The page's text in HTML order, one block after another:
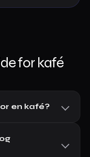
for kafé
en kafé?